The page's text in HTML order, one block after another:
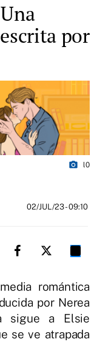
por
photo_camera l0
02/JUL/23- 09:10
romántica
por Nerea
sigue a Elsie
se ve atrapada